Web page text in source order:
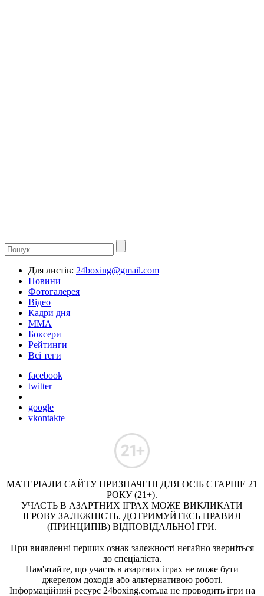
Для листів: 24boxing@gmail.com
Новини
Фотогалерея
Відео
Кадри дня
ММА
Боксери
Рейтинги
Всі теги
facebook
twitter
google
vkontakte
МАТЕРІАЛИ САЙТУ ПРИЗНАЧЕНІ ДЛЯ ОСІБ СТАРШЕ 21
РОКУ (21+).
УЧАСТЬ В АЗАРТНИХ ІГРАХ МОЖЕ ВИКЛИКАТИ
ІГРОВУ ЗАЛЕЖНІСТЬ. ДОТРИМУЙТЕСЬ ПРАВИЛ
(ПРИНЦИПІВ) ВІДПОВІДАЛЬНОЇ ГРИ.
При виявленні перших ознак залежності негайно зверніться
до спеціаліста.
Пам'ятайте, що участь в азартних іграх не може бути
джерелом доходів або альтернативою роботі.
Інформаційний ресурс 24boxing.com.ua не проводить ігри на